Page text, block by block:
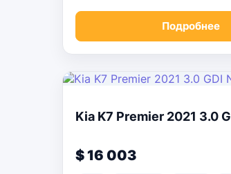
Подробнее
Kia K7 Premier 2021 3.0
$ 16 003